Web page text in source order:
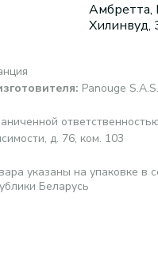
Амбретта,
Хилинвуд,
: Panouge
д. 76, ком. 103
указаны на упаковке в
Беларусь